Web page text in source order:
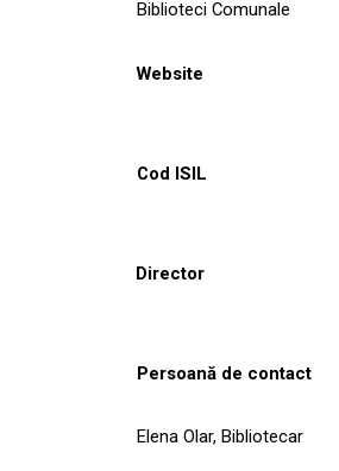
Biblioteci Comunale
Website
Cod ISIL
Director
Persoană de contact
Elena Olar, Bibliotecar